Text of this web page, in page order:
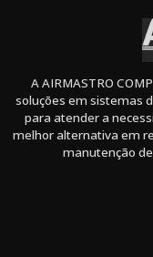
A AIRMASTRO
soluções em sistemas
para atender a
melhor alternativa em
manutenção